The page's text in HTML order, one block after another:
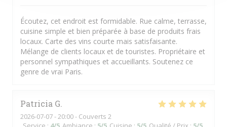
Écoutez, cet endroit est formidable. Rue calme, terrasse,
cuisine simple et bien préparée à base de produits frais
locaux. Carte des vins courte mais satisfaisante.
Mélange de clients locaux et de touristes. Propriétaire et
personnel sympathiques et accueillants. Soutenez ce
genre de vrai Paris.
Patricia G
2026-07-07- 20:00 - Couverts 2